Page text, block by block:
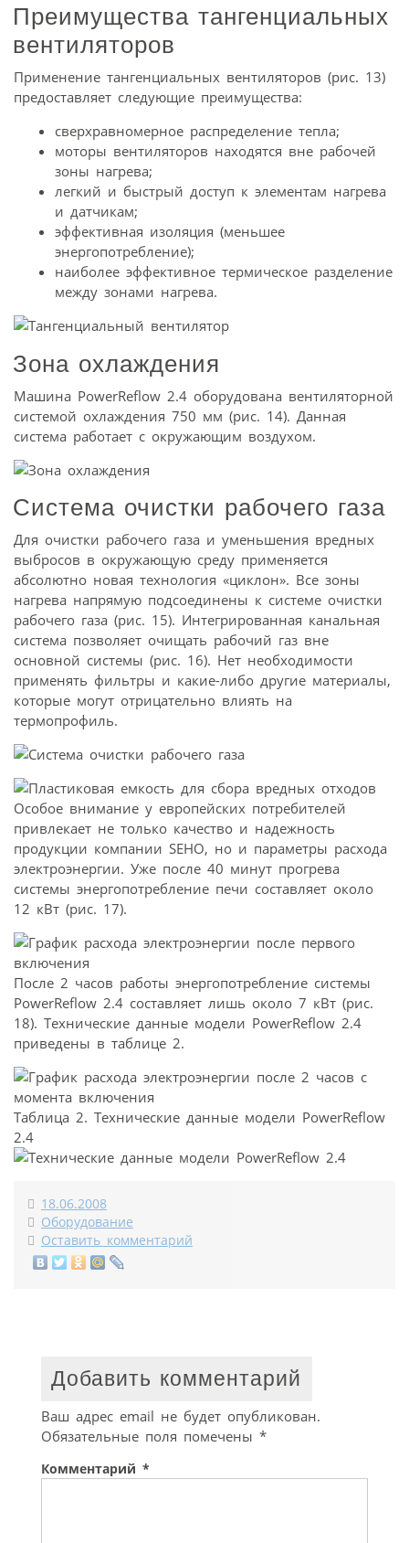
Преимущества тангенциальных
вентиляторов
Применение тангенциальных вентиляторов (рис. 13)
предоставляет следующие преимущества:
сверхравномерное распределение тепла;
моторы вентиляторов находятся вне рабочей
зоны нагрева;
легкий и быстрый доступ к элементам нагрева
и датчикам;
эффективная изоляция (меньшее
энергопотребление);
наиболее эффективное термическое разделение
между зонами нагрева.
Зона охлаждения
Машина PowerReflow 2.4 оборудована вентиляторной
системой охлаждения 750 мм (рис. 14). Данная
система работает с окружающим воздухом.
Система очистки рабочего газа
Для очистки рабочего газа и уменьшения вредных
выбросов в окружающую среду применяется
абсолютно новая технология «циклон». Все зоны
нагрева напрямую подсоединены к системе очистки
рабочего газа (рис. 15). Интегрированная канальная
система позволяет очищать рабочий газ вне
основной системы (рис. 16). Нет необходимости
применять фильтры и какие-либо другие материалы,
которые могут отрицательно влиять на
термопрофиль.
Особое внимание у европейских потребителей
привлекает не только качество и надежность
продукции компании SEHO, но и параметры расхода
электроэнергии. Уже после 40 минут прогрева
системы энергопотребление печи составляет около
12 кВт (рис. 17).
После 2 часов работы энергопотребление системы
PowerReflow 2.4 составляет лишь около 7 кВт (рис.
18). Технические данные модели PowerReflow 2.4
приведены в таблице 2.
Таблица 2. Технические данные модели PowerReflow
2.4
18.06.2008
Оборудование
Оставить комментарий
Добавить комментарий
Ваш адрес email не будет опубликован.
Обязательные поля помечены *
Комментарий *